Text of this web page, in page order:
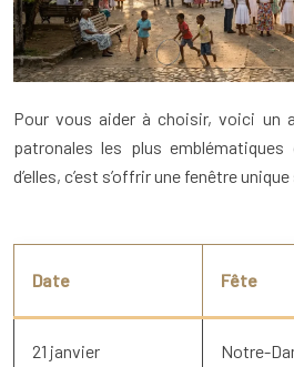
Pour vous aider à choisir, voici un
patronales les plus emblématiques
d’elles, c’est s’offrir une fenêtre
Date Fête
21 janvier Notre-